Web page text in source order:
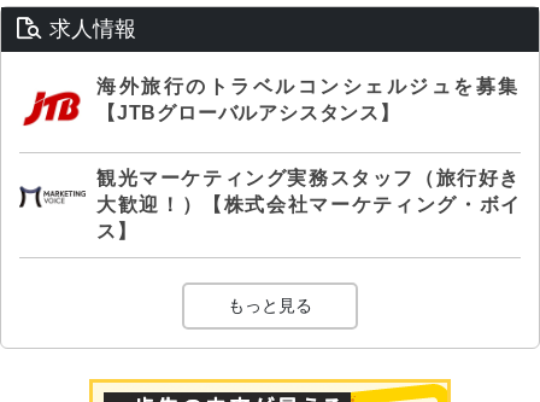
求人情報
海外旅行のトラベルコンシェルジュを募集
【JTBグローバルアシスタンス】
観光マーケティング実務スタッフ（旅行好き
大歓迎！）【株式会社マーケティング・ボイ
ス】
もっと見る